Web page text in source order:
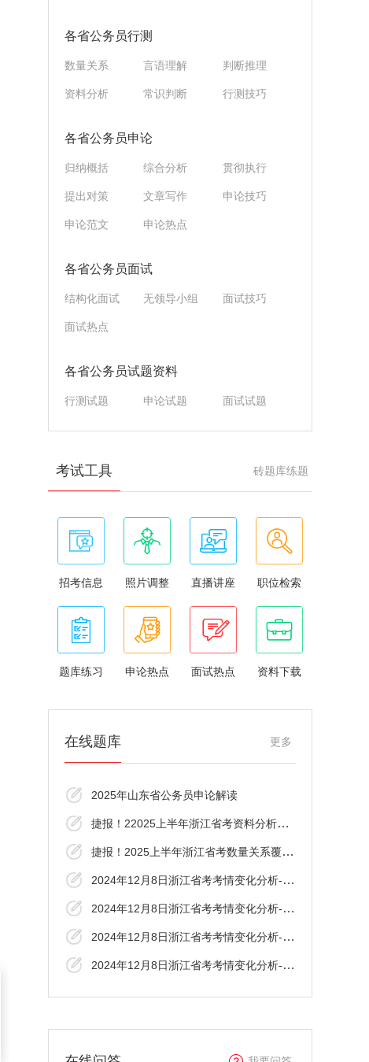
各省公务员行测
数量关系 言语理解 判断推理
资料分析 常识判断 行测技巧
各省公务员申论
归纳概括 综合分析 贯彻执行
提出对策 文章写作 申论技巧
申论范文 申论热点
各省公务员面试
结构化面试 无领导小组 面试技巧
面试热点
各省公务员试题资料
行测试题 申论试题 面试试题
砖题库练题
考试工具
招考信息 照片调整 直播讲座 职位检索
题库练习 申论热点 面试热点 资料下载
更多
在线题库
2025年山东省公务员申论解读
捷报！22025上半年浙江省考资料分析覆盖了
捷报！2025上半年浙江省考数量关系覆盖了！
2024年12月8日浙江省考考情变化分析-言语理
2024年12月8日浙江省考考情变化分析-资料分
2024年12月8日浙江省考考情变化分析-判断推
2024年12月8日浙江省考考情变化分析-数资